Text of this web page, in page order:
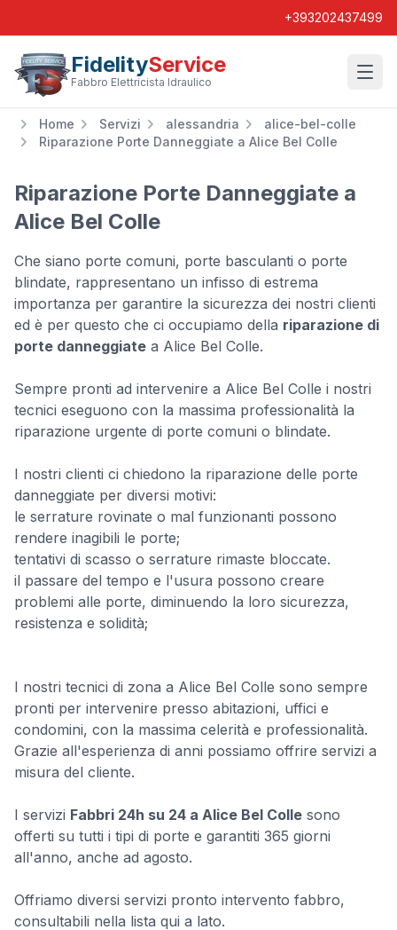
+393202437499
FidelityService
Fabbro Elettricista Idraulico
Home Servizi alessandria
alice-bel-colle
Riparazione Porte Danneggiate a Alice Bel Colle
Riparazione Porte Danneggiate a
Alice Bel Colle
Che siano porte comuni, porte basculanti o porte
blindate, rappresentano un infisso di estrema
importanza per garantire la sicurezza dei nostri clienti
ed è per questo che ci occupiamo della riparazione di
porte danneggiate a Alice Bel Colle.
Sempre pronti ad intervenire a Alice Bel Colle i nostri
tecnici eseguono con la massima professionalità la
riparazione urgente di porte comuni o blindate.
I nostri clienti ci chiedono la riparazione delle porte
danneggiate per diversi motivi:
le serrature rovinate o mal funzionanti possono
rendere inagibili le porte;
tentativi di scasso o serrature rimaste bloccate.
il passare del tempo e l'usura possono creare
problemi alle porte, diminuendo la loro sicurezza,
resistenza e solidità;
I nostri tecnici di zona a Alice Bel Colle sono sempre
pronti per intervenire presso abitazioni, uffici e
condomini, con la massima celerità e professionalità.
Grazie all'esperienza di anni possiamo offrire servizi a
misura del cliente.
I servizi Fabbri 24h su 24 a Alice Bel Colle sono
offerti su tutti i tipi di porte e garantiti 365 giorni
all'anno, anche ad agosto.
Offriamo diversi servizi pronto intervento fabbro,
consultabili nella lista qui a lato.